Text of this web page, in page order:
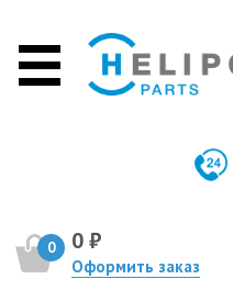
0 0 ₽
Оформить заказ